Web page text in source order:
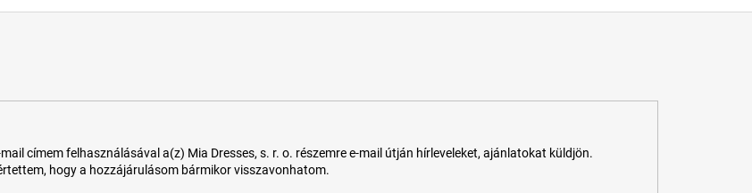
címem felhasználásával a(z) Mia Dresses, s. r. o. részemre e-mail útján hírleveleket, ajánlatokat küldjön.
hogy a hozzájárulásom bármikor visszavonhatom.